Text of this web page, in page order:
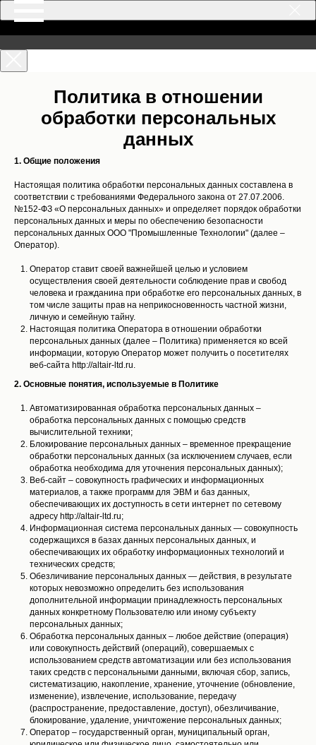
Политика в отношении
обработки персональных
данных
1. Общие положения
Настоящая политика обработки персональных данных составлена в
соответствии с требованиями Федерального закона от 27.07.2006.
№152-ФЗ «О персональных данных» и определяет порядок обработки
персональных данных и меры по обеспечению безопасности
персональных данных ООО "Промышленные Технологии" (далее –
Оператор).
Оператор ставит своей важнейшей целью и условием
осуществления своей деятельности соблюдение прав и свобод
человека и гражданина при обработке его персональных данных, в
том числе защиты прав на неприкосновенность частной жизни,
личную и семейную тайну.
Настоящая политика Оператора в отношении обработки
персональных данных (далее – Политика) применяется ко всей
информации, которую Оператор может получить о посетителях
веб-сайта http://altair-ltd.ru.
2. Основные понятия, используемые в Политике
Автоматизированная обработка персональных данных –
обработка персональных данных с помощью средств
вычислительной техники;
Блокирование персональных данных – временное прекращение
обработки персональных данных (за исключением случаев, если
обработка необходима для уточнения персональных данных);
Веб-сайт – совокупность графических и информационных
материалов, а также программ для ЭВМ и баз данных,
обеспечивающих их доступность в сети интернет по сетевому
адресу http://altair-ltd.ru;
Информационная система персональных данных — совокупность
содержащихся в базах данных персональных данных, и
обеспечивающих их обработку информационных технологий и
технических средств;
Обезличивание персональных данных — действия, в результате
которых невозможно определить без использования
дополнительной информации принадлежность персональных
данных конкретному Пользователю или иному субъекту
персональных данных;
Обработка персональных данных – любое действие (операция)
или совокупность действий (операций), совершаемых с
использованием средств автоматизации или без использования
таких средств с персональными данными, включая сбор, запись,
систематизацию, накопление, хранение, уточнение (обновление,
изменение), извлечение, использование, передачу
(распространение, предоставление, доступ), обезличивание,
блокирование, удаление, уничтожение персональных данных;
Оператор – государственный орган, муниципальный орган,